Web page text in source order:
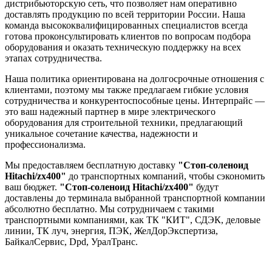
дистрибьюторскую сеть, что позволяет нам оперативно
доставлять продукцию по всей территории России. Наша
команда высококвалифицированных специалистов всегда
готова проконсультировать клиентов по вопросам подбора
оборудования и оказать техническую поддержку на всех
этапах сотрудничества.
Наша политика ориентирована на долгосрочные отношения с
клиентами, поэтому мы также предлагаем гибкие условия
сотрудничества и конкурентоспособные цены. Интерпрайс —
это ваш надежный партнер в мире электрического
оборудования для строительной техники, предлагающий
уникальное сочетание качества, надежности и
профессионализма.
Мы предоставляем бесплатную доставку "Стоп-соленоид
Hitachi/zx400" до транспортных компаний, чтобы сэкономить
ваш бюджет. "Стоп-соленоид Hitachi/zx400" будут
доставлены до терминала выбранной транспортной компании
абсолютно бесплатно. Мы сотрудничаем с такими
транспортными компаниями, как ТК "КИТ", СДЭК, деловые
линии, ТК луч, энергия, ПЭК, ЖелДорЭкспертиза,
БайкалСервис, Dpd, УралТранс.